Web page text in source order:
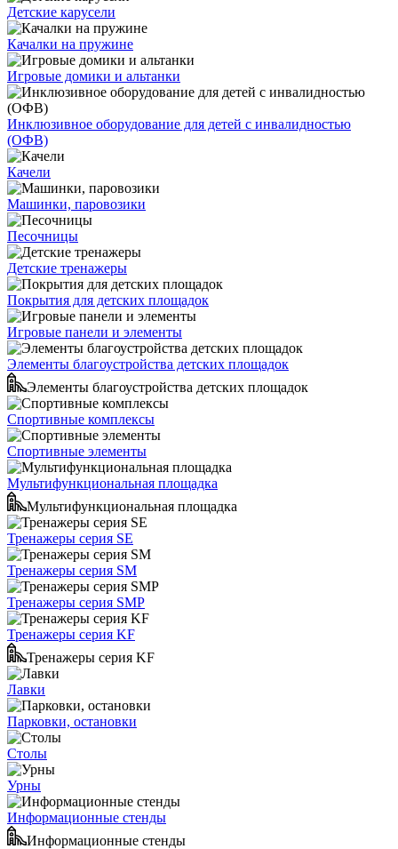
Детские карусели
Качалки на пружине
Игровые домики и альтанки
Инклюзивное оборудование для детей с инвалидностью
(ОФВ)
Качели
Машинки, паровозики
Песочницы
Детские тренажеры
Покрытия для детских площадок
Игровые панели и элементы
Элементы благоустройства детских площадок
Элементы благоустройства детских площадок
Спортивные комплексы
Спортивные элементы
Мультифункциональная площадка
Мультифункциональная площадка
Тренажеры серия SE
Тренажеры серия SM
Тренажеры серия SMP
Тренажеры серия KF
Тренажеры серия KF
Лавки
Парковки, остановки
Столы
Урны
Информационные стенды
Информационные стенды